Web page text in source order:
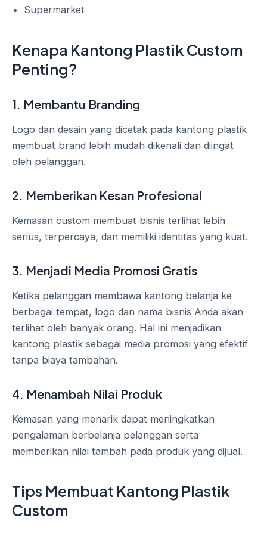
Supermarket
Kenapa Kantong Plastik Custom
Penting?
1. Membantu Branding
Logo dan desain yang dicetak pada kantong plastik
membuat brand lebih mudah dikenali dan diingat
oleh pelanggan.
2. Memberikan Kesan Profesional
Kemasan custom membuat bisnis terlihat lebih
serius, terpercaya, dan memiliki identitas yang kuat.
3. Menjadi Media Promosi Gratis
Ketika pelanggan membawa kantong belanja ke
berbagai tempat, logo dan nama bisnis Anda akan
terlihat oleh banyak orang. Hal ini menjadikan
kantong plastik sebagai media promosi yang efektif
tanpa biaya tambahan.
4. Menambah Nilai Produk
Kemasan yang menarik dapat meningkatkan
pengalaman berbelanja pelanggan serta
memberikan nilai tambah pada produk yang dijual.
Tips Membuat Kantong Plastik
Custom